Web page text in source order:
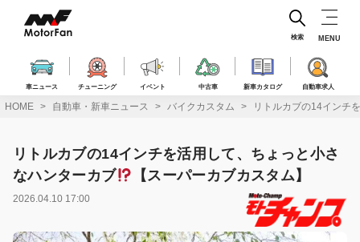
ス
車ニュース チューニング イベント 中古車 新車カタログ 自動車求人
検索 MENU
HOME 自動車・新車ニュース バイクカスタム リトルカブの14インチ
リトルカブの14インチを活用して、ちょっと小さ
なハンターカブ
【スーパーカブカスタム】
2026.04.10 17:00